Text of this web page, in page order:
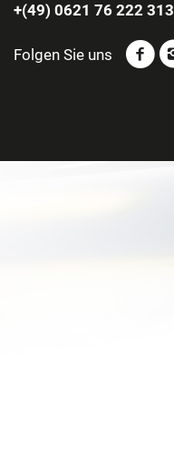
+(49) 0621 76 222 313
Folgen Sie uns